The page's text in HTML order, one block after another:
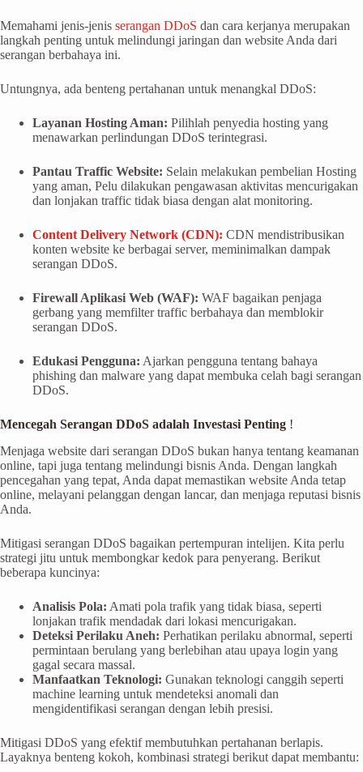
Memahami jenis-jenis serangan DDoS dan cara kerjanya merupakan
langkah penting untuk melindungi jaringan dan website Anda dari
serangan berbahaya ini.
Untungnya, ada benteng pertahanan untuk menangkal DDoS:
Layanan Hosting Aman: Pilihlah penyedia hosting yang
menawarkan perlindungan DDoS terintegrasi.
Pantau Traffic Website: Selain melakukan pembelian Hosting
yang aman, Pelu dilakukan pengawasan aktivitas mencurigakan
dan lonjakan traffic tidak biasa dengan alat monitoring.
Content Delivery Network (CDN): CDN mendistribusikan
konten website ke berbagai server, meminimalkan dampak
serangan DDoS.
Firewall Aplikasi Web (WAF): WAF bagaikan penjaga
gerbang yang memfilter traffic berbahaya dan memblokir
serangan DDoS.
Edukasi Pengguna: Ajarkan pengguna tentang bahaya
phishing dan malware yang dapat membuka celah bagi serangan
DDoS.
Mencegah Serangan DDoS adalah Investasi Penting !
Menjaga website dari serangan DDoS bukan hanya tentang keamanan
online, tapi juga tentang melindungi bisnis Anda. Dengan langkah
pencegahan yang tepat, Anda dapat memastikan website Anda tetap
online, melayani pelanggan dengan lancar, dan menjaga reputasi bisnis
Anda.
Mitigasi serangan DDoS bagaikan pertempuran intelijen. Kita perlu
strategi jitu untuk membongkar kedok para penyerang. Berikut
beberapa kuncinya:
Analisis Pola: Amati pola trafik yang tidak biasa, seperti
lonjakan trafik mendadak dari lokasi mencurigakan.
Deteksi Perilaku Aneh: Perhatikan perilaku abnormal, seperti
permintaan berulang yang berlebihan atau upaya login yang
gagal secara massal.
Manfaatkan Teknologi: Gunakan teknologi canggih seperti
machine learning untuk mendeteksi anomali dan
mengidentifikasi serangan dengan lebih presisi.
Mitigasi DDoS yang efektif membutuhkan pertahanan berlapis.
Layaknya benteng kokoh, kombinasi strategi berikut dapat membantu: